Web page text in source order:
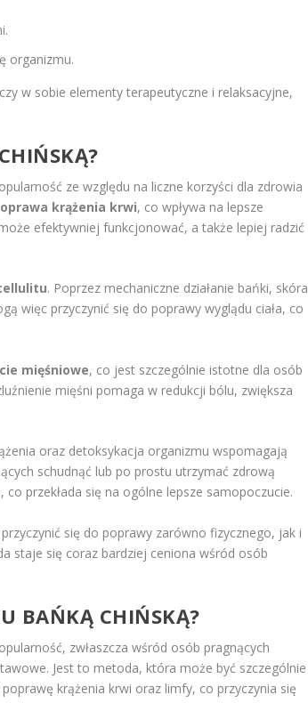
organizmu.
w sobie elementy terapeutyczne i relaksacyjne,
ze względu na liczne korzyści dla zdrowia
krążenia krwi, co wpływa na lepsze
efektywniej funkcjonować, a także lepiej radzić
. Poprzez mechaniczne działanie bańki, skóra
więc przyczynić się do poprawy wyglądu ciała, co
mięśniowe, co jest szczególnie istotne dla osób
mięśni pomaga w redukcji bólu, zwiększa
oraz detoksykacja organizmu wspomagają
schudnąć lub po prostu utrzymać zdrową
przekłada się na ogólne lepsze samopoczucie.
się do poprawy zarówno fizycznego, jak i
staje się coraz bardziej ceniona wśród osób
BAŃKĄ CHIŃSKĄ?
zwłaszcza wśród osób pragnących
Jest to metoda, która może być szczególnie
krążenia krwi oraz limfy, co przyczynia się